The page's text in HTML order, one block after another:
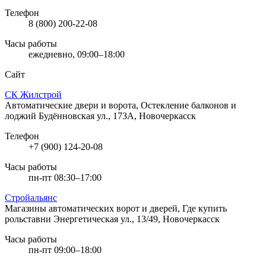
Телефон
8 (800) 200-22-08
Часы работы
ежедневно, 09:00–18:00
Сайт
СК Жилстрой
Автоматические двери и ворота, Остекление балконов и
лоджий Будённовская ул., 173А, Новочеркасск
Телефон
+7 (900) 124-20-08
Часы работы
пн-пт 08:30–17:00
Стройальянс
Магазины автоматических ворот и дверей, Где купить
рольставни Энергетическая ул., 13/49, Новочеркасск
Часы работы
пн-пт 09:00–18:00